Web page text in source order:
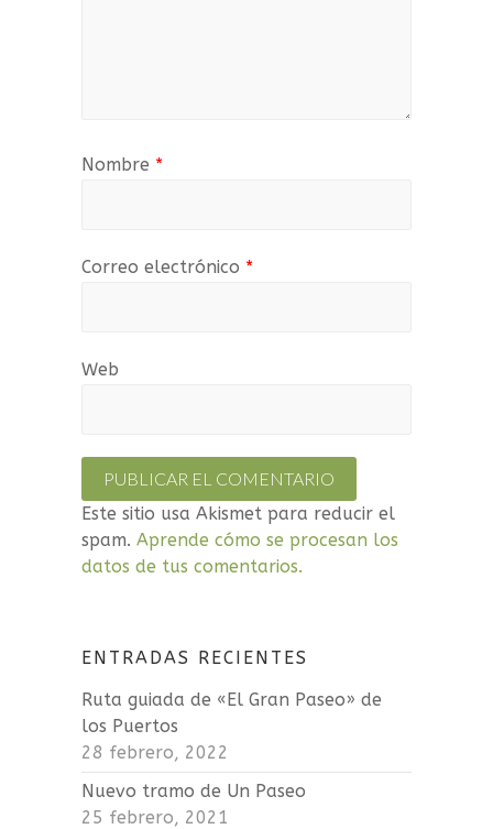
Nombre *
Correo electrónico *
Web
Este sitio usa Akismet para reducir el
spam. Aprende cómo se procesan los
datos de tus comentarios.
ENTRADAS RECIENTES
Ruta guiada de «El Gran Paseo» de
los Puertos
28 febrero, 2022
Nuevo tramo de Un Paseo
25 febrero, 2021